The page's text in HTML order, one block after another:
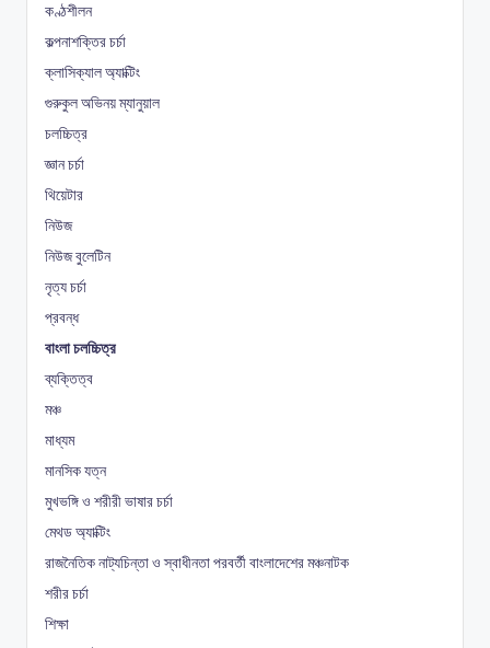
কণ্ঠশীলন
কল্পনাশক্তির চর্চা
ক্লাসিক্যাল অ্যাক্টিং
গুরুকুল অভিনয় ম্যানুয়াল
চলচ্চিত্র
জ্ঞান চর্চা
থিয়েটার
নিউজ
নিউজ বুলেটিন
নৃত্য চর্চা
প্রবন্ধ
বাংলা চলচ্চিত্র
ব্যক্তিত্ব
মঞ্চ
মাধ্যম
মানসিক যত্ন
মুখভঙ্গি ও শরীরী ভাষার চর্চা
মেথড অ্যাক্টিং
রাজনৈতিক নাট্যচিন্তা ও স্বাধীনতা পরবর্তী বাংলাদেশের মঞ্চনাটক
শরীর চর্চা
শিক্ষা